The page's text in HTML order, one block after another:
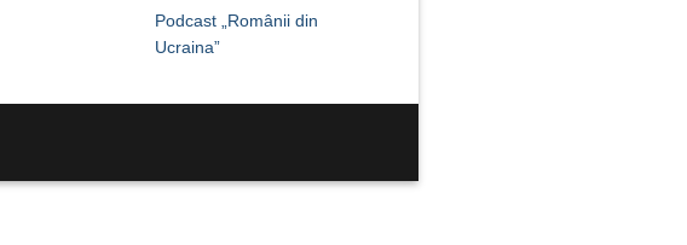
Podcast „Românii din
Ucraina”